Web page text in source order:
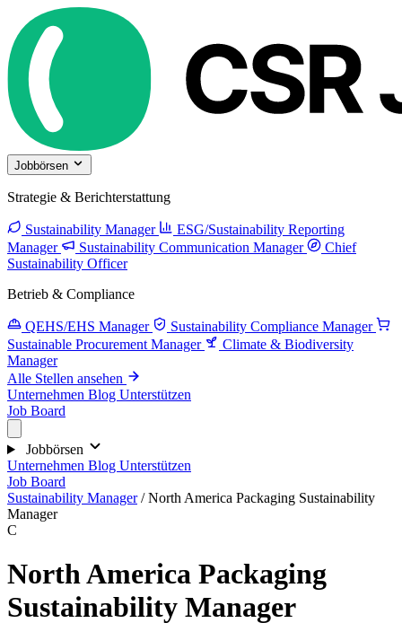
Jobbörsen
Strategie & Berichterstattung
Sustainability Manager
ESG/Sustainability Reporting
Manager
Sustainability Communication Manager
Chief
Sustainability Officer
Betrieb & Compliance
QEHS/EHS Manager
Sustainability Compliance Manager
Sustainable Procurement Manager
Climate & Biodiversity
Manager
Alle Stellen ansehen
Unternehmen Blog Unterstützen
Job Board
Jobbörsen
Unternehmen Blog Unterstützen
Job Board
Sustainability Manager / North America Packaging Sustainability
Manager
C
North America Packaging
Sustainability Manager